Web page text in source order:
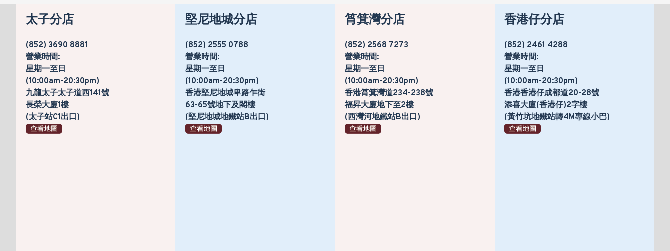
太子分店
(852) 3690 8881
營業時間:
星期一至日
(10:00am-20:30pm)
九龍太子太子道西141號
長榮大廈1樓
(太子站C1出口)
堅尼地城分店
(852) 2555 0788
營業時間:
星期一至日
(10:00am-20:30pm)
香港堅尼地城卑路乍街
63-65號地下及閣樓
(堅尼地城地鐵站B出口)
筲箕灣分店
(852) 2568 7273
營業時間:
星期一至日
(10:00am-20:30pm)
香港筲箕灣道234-238號
福昇大廈地下至2樓
(西灣河地鐵站B出口)
香港仔分店
(852) 2461 4288
營業時間:
星期一至日
(10:00am-20:30pm)
香港香港仔成都道20-28號
添喜大廈(香港仔)2字樓
(黃竹坑地鐵站轉4M專線小巴)